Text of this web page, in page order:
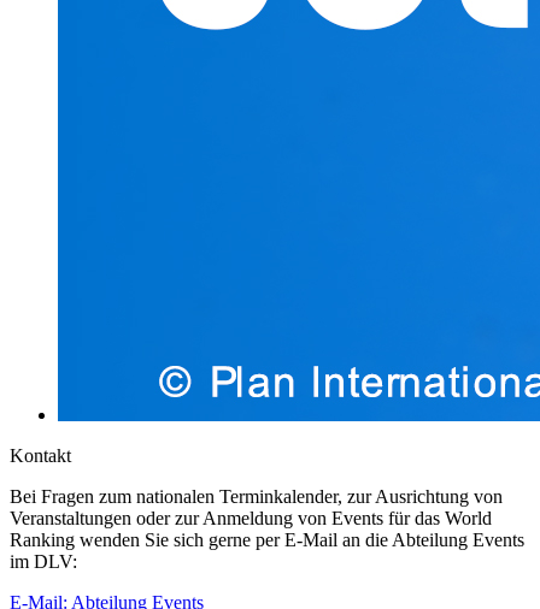
Kontakt
Bei Fragen zum nationalen Terminkalender, zur Ausrichtung von
Veranstaltungen oder zur Anmeldung von Events für das World
Ranking wenden Sie sich gerne per E-Mail an die Abteilung Events
im DLV:
E-Mail: Abteilung Events